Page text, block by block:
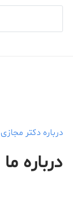
درباره دکتر مجازی
درباره ما